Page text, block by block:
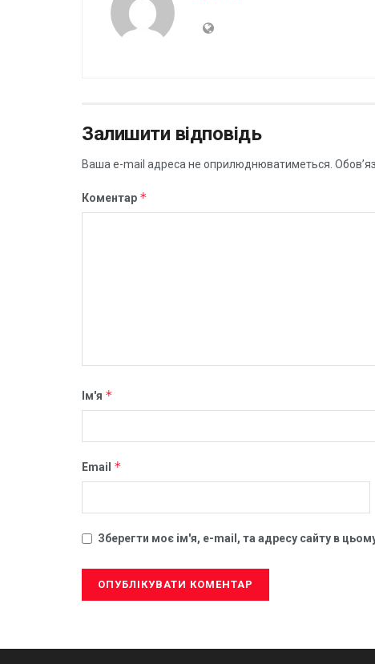
Залишити відповідь
Ваша e-mail адреса не оприлюднюватиметься.
Коментар *
Ім'я *
Email *
Зберегти моє ім'я, e-mail, та адресу сайту в